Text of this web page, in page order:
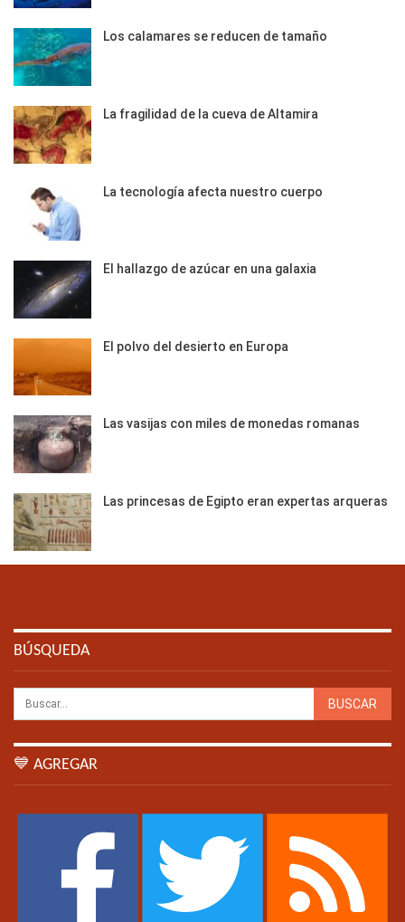
Los calamares se reducen de tamaño
La fragilidad de la cueva de Altamira
La tecnología afecta nuestro cuerpo
El hallazgo de azúcar en una galaxia
El polvo del desierto en Europa
Las vasijas con miles de monedas romanas
Las princesas de Egipto eran expertas arqueras
BÚSQUEDA
💙 AGREGAR